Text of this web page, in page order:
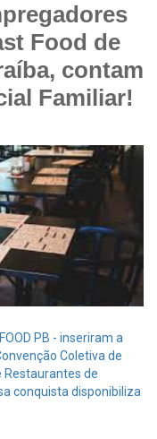
Food de
contam
Familiar!
PB - inseriram a
Coletiva de
Restaurantes de
conquista disponibiliza